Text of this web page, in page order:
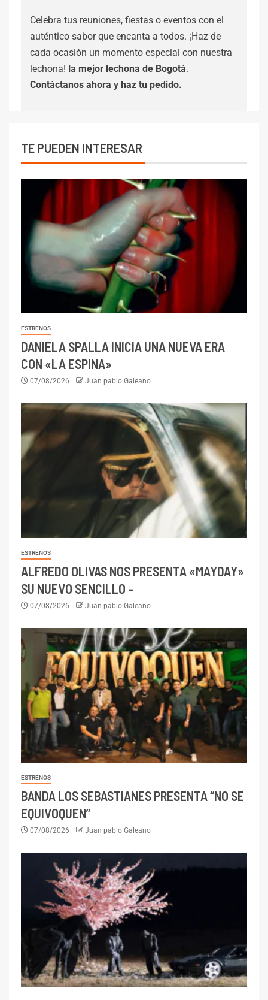
Celebra tus reuniones, fiestas o eventos con el
auténtico sabor que encanta a todos. ¡Haz de
cada ocasión un momento especial con nuestra
lechona! la mejor lechona de Bogotá.
Contáctanos ahora y haz tu pedido.
TE PUEDEN INTERESAR
ESTRENOS
DANIELA SPALLA INICIA UNA NUEVA ERA
CON «LA ESPINA»
07/08/2026 Juan pablo Galeano
ESTRENOS
ALFREDO OLIVAS NOS PRESENTA «MAYDAY»
SU NUEVO SENCILLO –
07/08/2026 Juan pablo Galeano
ESTRENOS
BANDA LOS SEBASTIANES PRESENTA “NO SE
EQUIVOQUEN”
07/08/2026 Juan pablo Galeano